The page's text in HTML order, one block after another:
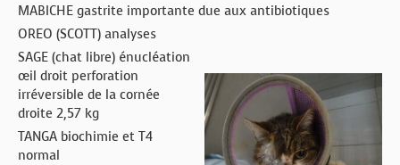
MABICHE gastrite importante due aux antibiotiques
OREO (SCOTT) analyses
SAGE (chat libre) énucléation
œil droit perforation
irréversible de la cornée
droite 2,57 kg
TANGA biochimie et T4
normal